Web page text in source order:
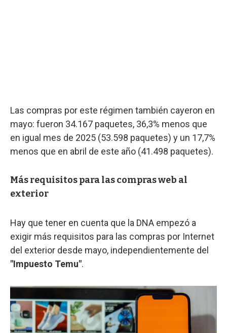
Las compras por este régimen también cayeron en
mayo: fueron 34.167 paquetes, 36,3% menos que
en igual mes de 2025 (53.598 paquetes) y un 17,7%
menos que en abril de este año (41.498 paquetes).
Más requisitos para las compras web al
exterior
Hay que tener en cuenta que la DNA empezó a
exigir más requisitos para las compras por Internet
del exterior desde mayo, independientemente del
"Impuesto Temu".